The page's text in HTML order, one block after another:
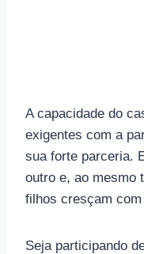
A capacidade do
exigentes com a
sua forte parceria.
outro e, ao mesmo
filhos cresçam
Seja participando